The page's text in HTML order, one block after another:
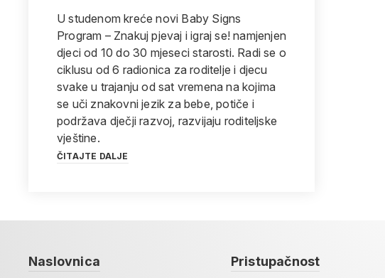
U studenom kreće novi Baby Signs
Program – Znakuj pjevaj i igraj se! namjenjen
djeci od 10 do 30 mjeseci starosti. Radi se o
ciklusu od 6 radionica za roditelje i djecu
svake u trajanju od sat vremena na kojima
se uči znakovni jezik za bebe, potiče i
podržava dječji razvoj, razvijaju roditeljske
vještine.
ČITAJTE DALJE
Naslovnica Pristupačnost